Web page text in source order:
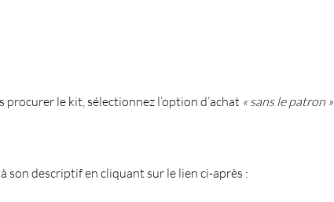
le kit, sélectionnez l’option d’achat « sans le patron »
son descriptif en cliquant sur le lien ci-après :